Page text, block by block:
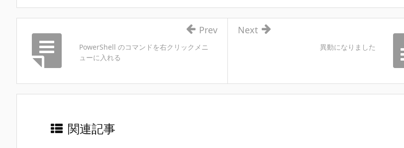
異動になりました
Next
PowerShell のコマンドを右クリックメニ
ューに入れる
Prev
関連記事